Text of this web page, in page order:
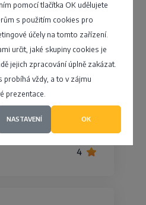
pomocí tlačítka OK udělujete
s použitím cookies pro
účely na tomto zařízení.
určit, jaké skupiny cookies je
jejich zpracování úplně zakázat.
probíhá vždy, a to v zájmu
prezentace.
NASTAVENÍ OK
Mateník
Sokol Žižko, Praha 3
4